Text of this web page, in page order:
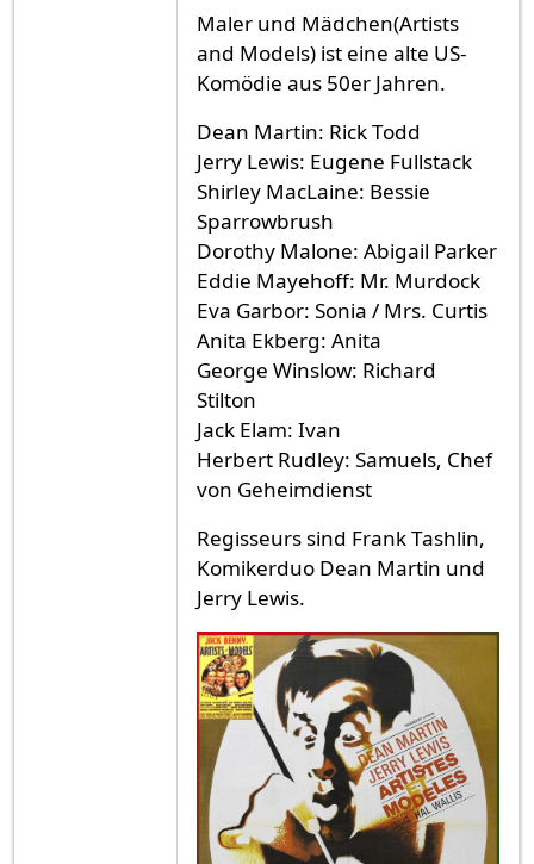
Maler und Mädchen(Artists
and Models) ist eine alte US-
Komödie aus 50er Jahren.
Dean Martin: Rick Todd
Jerry Lewis: Eugene Fullstack
Shirley MacLaine: Bessie
Sparrowbrush
Dorothy Malone: Abigail Parker
Eddie Mayehoff: Mr. Murdock
Eva Garbor: Sonia / Mrs. Curtis
Anita Ekberg: Anita
George Winslow: Richard
Stilton
Jack Elam: Ivan
Herbert Rudley: Samuels, Chef
von Geheimdienst
Regisseurs sind Frank Tashlin,
Komikerduo Dean Martin und
Jerry Lewis.